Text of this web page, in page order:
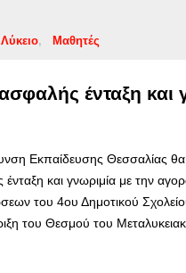
Λύκειο Μαθητές
ένταξη και
Εκπαίδευσης Θεσσαλίας
και γνωριμία με την
του 4ου Δημοτικού
του Θεσμού του